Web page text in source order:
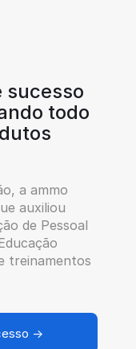
sucesso
todo
a ammo
auxiliou
de Pessoal
treinamentos
→